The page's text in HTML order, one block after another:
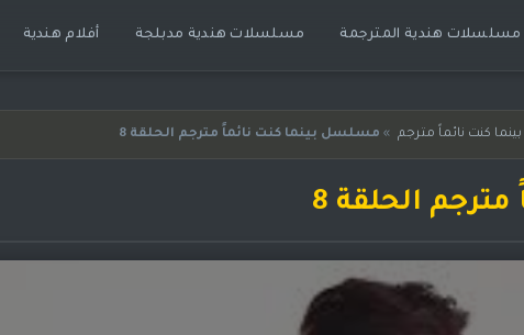
مسلسلات هندية المترجمة مسلسلات هندية مدبلجة أفلام هندية
كنت نائماً مترجم » مسلسل بينما كنت نائماً مترجم الحلقة 8
الحلقة 8